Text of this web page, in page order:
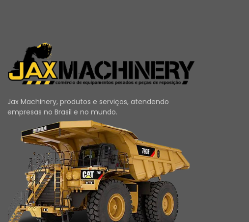
Jax Machinery, produtos e serviços, atendendo
empresas no Brasil e no mundo.